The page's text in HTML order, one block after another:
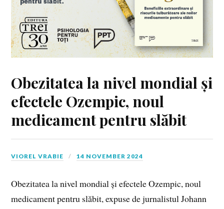
Obezitatea la nivel mondial și
efectele Ozempic, noul
medicament pentru slăbit
VIOREL VRABIE 14 NOVEMBER 2024
Obezitatea la nivel mondial și efectele Ozempic, noul
medicament pentru slăbit, expuse de jurnalistul Johann